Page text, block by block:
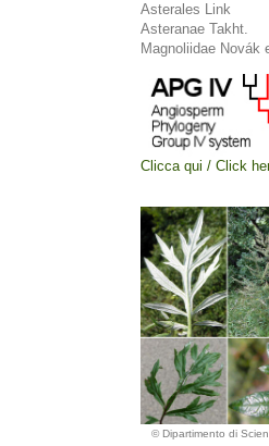
Asterales Link
Asteranae Takht.
Magnoliidae Novák
Clicca qui / Click
© Dipartimento di